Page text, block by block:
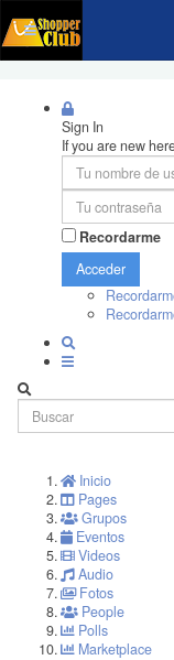
Sign In
If you are new
Recordarme
Acceder
Inicio
Pages
Grupos
Eventos
Videos
Audio
Fotos
People
Polls
Marketplace